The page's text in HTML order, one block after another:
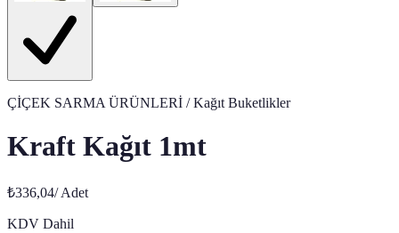
ÇİÇEK SARMA ÜRÜNLERİ / Kağıt Buketlikler
Kraft Kağıt 1mt
₺336,04/Adet
KDV Dahil